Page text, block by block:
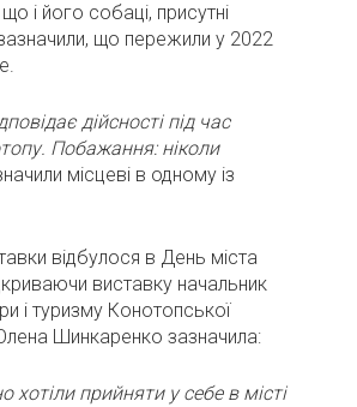
і його собаці, присутні
що пережили у 2022
дійсності під час
Побажання: ніколи
місцеві в одному із
відбулося в День міста
виставку начальник
і туризму Конотопської
Шинкаренко зазначила:
прийняти у себе в місті